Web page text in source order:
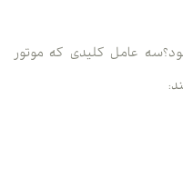
عامل کلیدی که موتور